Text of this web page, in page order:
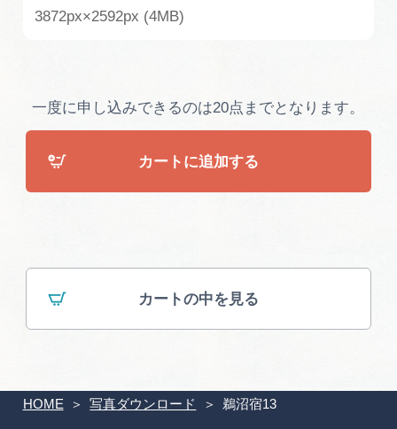
運営組織
広告掲載
サイトポリシー
HOME 写真ダウンロード 鵜沼宿13
3872px×2592px (4MB)
一度に申し込みできるのは20点までとなります。
カートに追加する
カートの中を見る